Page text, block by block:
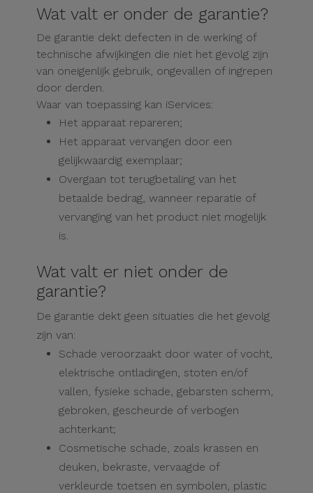
en
Accessoires
Mobiliteit,
Auto en
Fiets
Aaccessoires
Accessoires
Bekijk
alles
Wat valt er onder de garantie?
De garantie dekt defecten in de werking of
technische afwijkingen die niet het gevolg zijn
van oneigenlijk gebruik, ongevallen of ingrepen
door derden.
Waar van toepassing kan iServices:
Het apparaat repareren;
Het apparaat vervangen door een
gelijkwaardig exemplaar;
Overgaan tot terugbetaling van het
betaalde bedrag, wanneer reparatie of
vervanging van het product niet mogelijk
is.
Wat valt er niet onder de
garantie?
De garantie dekt geen situaties die het gevolg
zijn van:
Schade veroorzaakt door water of vocht,
elektrische ontladingen, stoten en/of
vallen, fysieke schade, gebarsten scherm,
gebroken, gescheurde of verbogen
achterkant;
Cosmetische schade, zoals krassen en
deuken, bekraste, vervaagde of
verkleurde toetsen en symbolen, plastic